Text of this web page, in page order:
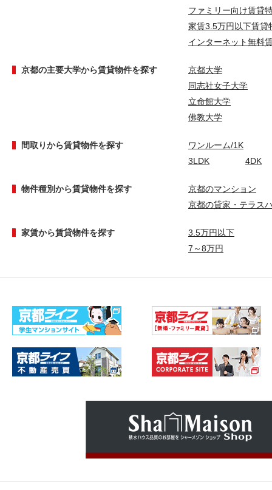
ファミリー向け賃貸
家賃3.5万円以下賃貸
インターネット無料
京都の主要大学から賃貸物件を探す
京都大学
同志社女子大学
立命館大学
佛教大学
間取りから賃貸物件を探す
ワンルーム/1K
3LDK
4DK
物件種別から賃貸物件を探す
京都のマンション
京都の貸家・テラス
家賃から賃貸物件を探す
3.5万円以下
7～8万円